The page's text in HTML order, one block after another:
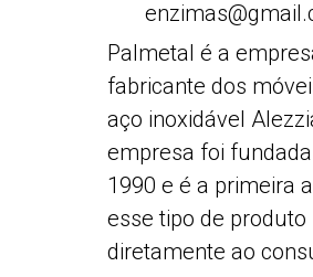
Palmetal é a
fabricante dos
aço inoxidável
empresa foi
1990 e é a primeira
esse tipo de produto
diretamente ao